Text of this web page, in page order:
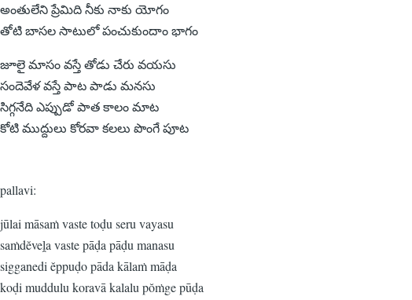
అంతులేని ప్రేమిది నీకు నాకు యోగం
తోటి బాసల సాటులో పంచుకుందాం భాగం
జూలై మాసం వస్తే తోడు చేరు వయసు
సందెవేళ వస్తే పాట పాడు మనసు
సిగ్గనేది ఎప్పుడో పాత కాలం మాట
కోటి ముద్దులు కోరవా కలలు పొంగే పూట
pallavi:
jūlai māsaṁ vaste toḍu seru vayasu
saṁdĕveḽa vaste pāḍa pāḍu manasu
sigganedi ĕppuḍo pāda kālaṁ māḍa
koḍi muddulu koravā kalalu pŏṁge pūḍa